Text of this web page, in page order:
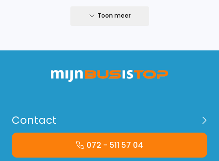
geleverd inclusief een basisset montagemateriaal.
Toon meer
Contact
072 - 511 57 04